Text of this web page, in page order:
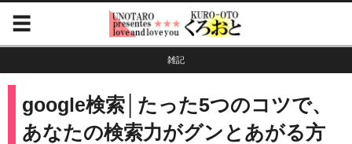
雑記
google検索│たった5つのコツで、
あなたの検索力がグンとあがる方